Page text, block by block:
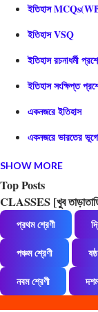
ইতিহাস
ইতিহাস VSQ
ইতিহাস রচনাধর্মী
ইতিহাস সংক্ষিপ্ত
একনজরে ইতিহাস
একনজরে ভারতের
গণিত
গণিত অনুশীলন
জীবনবিজ্ঞান MCQs
জীবনবিজ্ঞান VSQ
জীববিজ্ঞানের
জীববিদ্যা MCQ
SHOW MORE
Top Posts
CLASSES [খুব
প্রথম শ্রেণী
পঞ্চম শ্রেণী
নবম শ্রেণী